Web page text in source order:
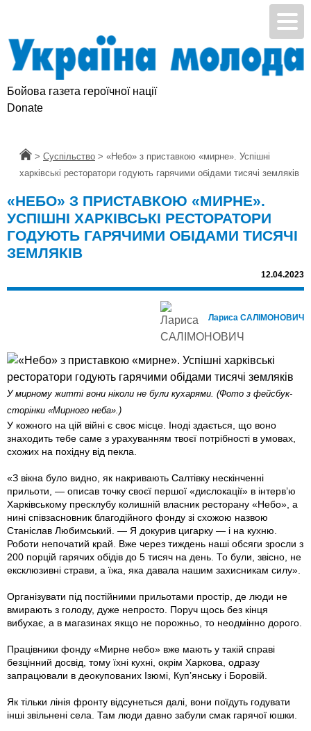
Бойова газета героїчної нації
Підтримай УМ
Головна
> Суспільство > «Небо» з приставкою «мирне». Успішні
харківські ресторатори годують гарячими обідами тисячі земляків
«НЕБО» З ПРИСТАВКОЮ «МИРНЕ».
УСПІШНІ ХАРКІВСЬКІ РЕСТОРАТОРИ
ГОДУЮТЬ ГАРЯЧИМИ ОБІДАМИ ТИСЯЧІ
ЗЕМЛЯКІВ
12.04.2023
Лариса САЛІМОНОВИЧ
У мирному житті вони ніколи не були кухарями. (Фото з фейсбук-
сторінки «Мирного неба».)
У кожного на цій війні є своє місце. Іноді здається, що воно
знаходить тебе саме з урахуванням твоєї потрібності в умовах,
схожих на похідну від пекла.
«З вікна було видно, як накривають Салтівку нескінченні
прильоти, — описав точку своєї першої «дислокації» в інтерв’ю
Харківському пресклубу колишній власник ресторану «Небо», а
нині співзасновник благодійного фонду зі схожою назвою
Станіслав Любимський. — Я докурив цигарку — і на кухню.
Роботи непочатий край. Вже через тиждень наші обсяги зросли з
200 порцій гарячих обідів до 5 тисяч на день. То були, звісно, не
ексклюзивні страви, а їжа, яка давала нашим захисникам силу».
Організувати під постійними прильотами простір, де люди не
вмирають з голоду, дуже непросто. Поруч щось без кінця
вибухає, а в магазинах якщо не порожньо, то неодмінно дорого.
Працівники фонду «Мирне небо» вже мають у такій справі
безцінний досвід, тому їхні кухні, окрім Харкова, одразу
запрацювали в деокупованих Ізюмі, Куп’янську і Боровій.
Як тільки лінія фронту відсунеться далі, вони поїдуть годувати
інші звільнені села. Там люди давно забули смак гарячої юшки.